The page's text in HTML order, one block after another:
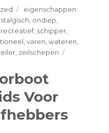
Tags
eigenschappen
ondiep
recreatief, schipper
,varen ,wateren
zeilschepen
Zeilen
Voor